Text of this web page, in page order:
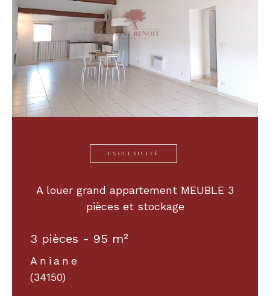
EXCLUSIVITÉ
A louer grand appartement MEUBLE 3
pièces et stockage
3 pièces - 95 m²
Aniane
(34150)